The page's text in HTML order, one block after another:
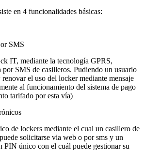
en 4 funcionalidades básicas:
SMS
IT, mediante la tecnología GPRS,
por SMS de casilleros. Pudiendo un usuario
renovar el uso del locker mediante mensaje
al funcionamiento del sistema de pago
tarifado por esta vía)
de lockers mediante el cual un casillero de
solicitarse via web o por sms y un
PIN único con el cuál puede gestionar su